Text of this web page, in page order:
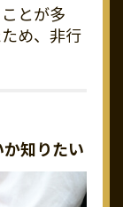
とが多
め、非行
知りたい